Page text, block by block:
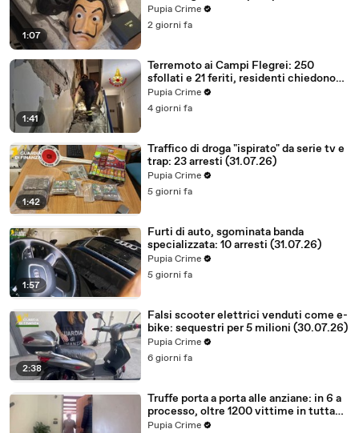
1:07
(03.08.26)
Pupia Crime
2 giorni fa
1:41
Terremoto ai Campi Flegrei: 250
sfollati e 21 feriti, residenti chiedono
certezze sul futuro (01.08.26)
Pupia Crime
4 giorni fa
1:42
Traffico di droga "ispirato" da serie tv e
trap: 23 arresti (31.07.26)
Pupia Crime
5 giorni fa
1:57
Furti di auto, sgominata banda
specializzata: 10 arresti (31.07.26)
Pupia Crime
5 giorni fa
2:38
Falsi scooter elettrici venduti come e-
bike: sequestri per 5 milioni (30.07.26)
Pupia Crime
6 giorni fa
Truffe porta a porta alle anziane: in 6 a
processo, oltre 1200 vittime in tutta
Italia (30.07.26)
Pupia Crime